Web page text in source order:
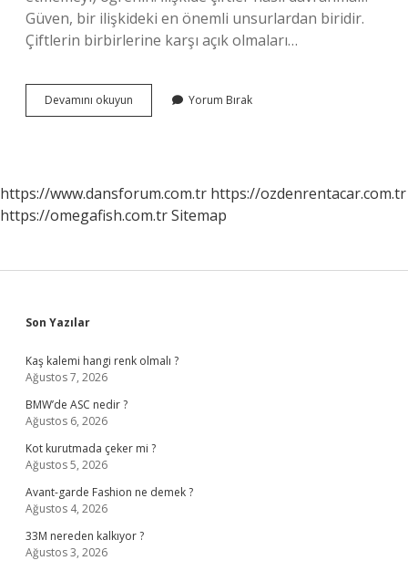
Güven, bir ilişkideki en önemli unsurlardan biridir.
Çiftlerin birbirlerine karşı açık olmaları…
Devamını okuyun
Nasıl
Yorum Bırak
https://www.dansforum.com.tr https://ozdenrentacar.com.tr
https://omegafish.com.trSitemap
Sidebar
Son Yazılar
Kaş kalemi hangi renk olmalı ?
Ağustos 7, 2026
BMW’de ASC nedir ?
Ağustos 6, 2026
Kot kurutmada çeker mi ?
Ağustos 5, 2026
Avant-garde Fashion ne demek ?
Ağustos 4, 2026
33M nereden kalkıyor ?
Ağustos 3, 2026